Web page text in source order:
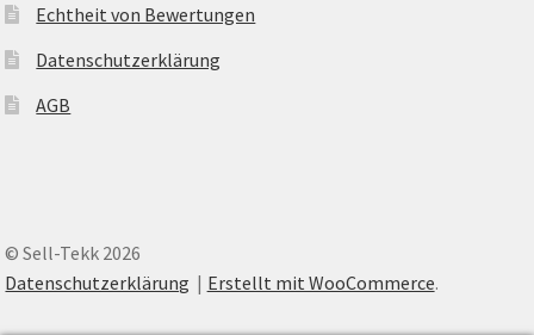
Echtheit von Bewertungen
Datenschutzerklärung
AGB
© Sell-Tekk 2026
Datenschutzerklärung
Erstellt mit WooCommerce.